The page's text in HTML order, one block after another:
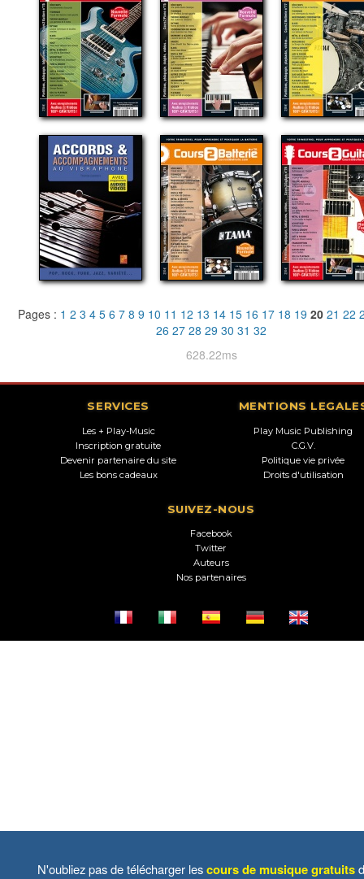
Pages : 1 2 3 4 5 6 7 8 9 10 11 12 13 14 15 16 17 18 19 20 21 22
26 27 28 29 30 31 32
628.22ms
SERVICES
Les + Play-Music
Inscription gratuite
Devenir partenaire du site
Les bons cadeaux
MENTIONS
Play Music Publishing
C.G.V.
Politique vie privée
Droits d'utilisation
SUIVEZ-NOUS
Facebook
Twitter
Auteurs
Nos partenaires
N'oubliez pas de télécharger lescours de musique gratuits